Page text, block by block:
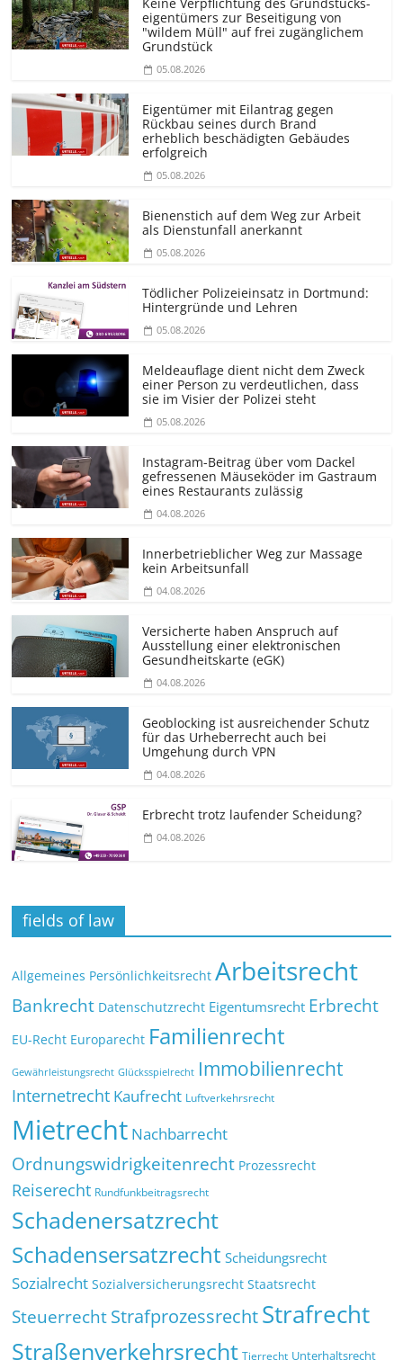
Keine Verpflichtung des Grundstücks­
eigentümers zur Beseitigung von
"wildem Müll" auf frei zugänglichem
Grundstück
05.08.2026
Eigentümer mit Eilantrag gegen
Rückbau seines durch Brand
erheblich beschädigten Gebäudes
erfolgreich
05.08.2026
Bienenstich auf dem Weg zur Arbeit
als Dienstunfall anerkannt
05.08.2026
Tödlicher Polizeieinsatz in Dortmund:
Hintergründe und Lehren
05.08.2026
Meldeauflage dient nicht dem Zweck
einer Person zu verdeutlichen, dass
sie im Visier der Polizei steht
05.08.2026
Instagram-Beitrag über vom Dackel
gefressenen Mäuseköder im Gastraum
eines Restaurants zulässig
04.08.2026
Innerbetrieblicher Weg zur Massage
kein Arbeitsunfall
04.08.2026
Versicherte haben Anspruch auf
Ausstellung einer elektronischen
Gesundheitskarte (eGK)
04.08.2026
Geoblocking ist ausreichender Schutz
für das Urheberrecht auch bei
Umgehung durch VPN
04.08.2026
Erbrecht trotz laufender Scheidung?
04.08.2026
fields of law
Allgemeines Persönlichkeitsrecht Arbeitsrecht
Bankrecht Datenschutzrecht Eigentumsrecht Erbrecht
EU-Recht Europarecht Familienrecht
Gewährleistungsrecht Glücksspielrecht Immobilienrecht
Internetrecht Kaufrecht Luftverkehrsrecht
Mietrecht Nachbarrecht
Ordnungswidrigkeitenrecht Prozessrecht
Reiserecht Rundfunkbeitragsrecht
Schadenersatzrecht
Schadensersatzrecht Scheidungsrecht
Sozialrecht Sozialversicherungsrecht Staatsrecht
SteuerrechtStrafprozessrechtStrafrecht
Straßenverkehrsrecht Tierrecht Unterhaltsrecht